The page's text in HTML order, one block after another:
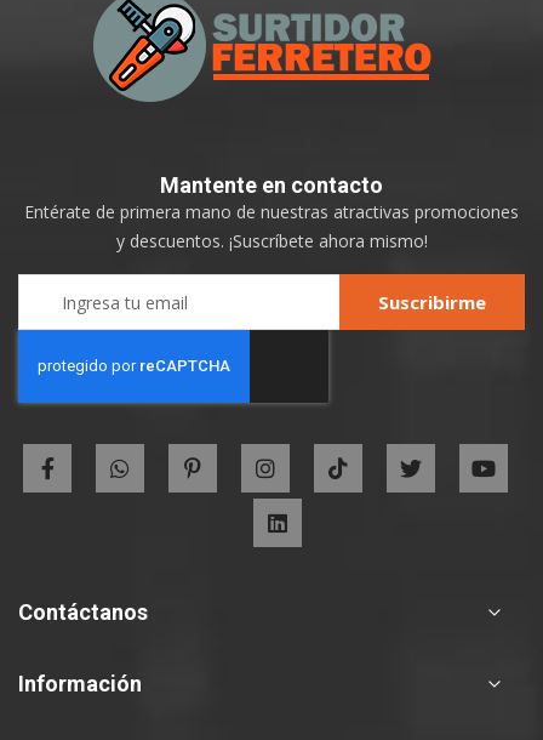
Contáctanos
Información
Mantente en contacto
Entérate de primera mano de nuestras atractivas promociones
y descuentos. ¡Suscríbete ahora mismo!
Newsletter:
Suscribirme